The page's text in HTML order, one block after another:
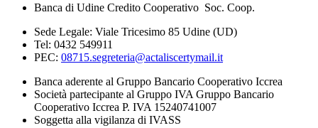
Banca di Udine Credito Cooperativo Soc. Coop.
Sede Legale: Viale Tricesimo 85 Udine (UD)
Tel: 0432 549911
PEC: 08715.segreteria@actaliscertymail.it
Banca aderente al Gruppo Bancario Cooperativo Iccrea
Società partecipante al Gruppo IVA Gruppo Bancario
Cooperativo Iccrea P. IVA 15240741007
Soggetta alla vigilanza di IVASS